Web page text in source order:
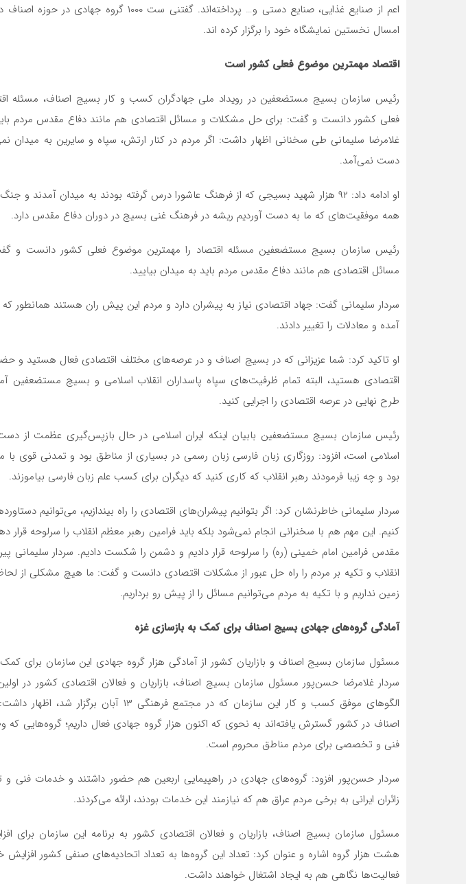
اعم از صنایع غذایی، صنایع دستی و… پرداخته‌اند. گفتنی ست
امسال نخستین نمایشگاه خود را برگزار کرده اند.
اقتصاد مهمترین موضوع فعلی کشور است
رئیس سازمان بسیج مستضعفین در رویداد ملی جهادگران کسب و کار بسیج اصناف، مسئله
فعلی کشور دانست و گفت: برای حل مشکلات و مسائل اقتصادی هم مانند دفاع مقدس مردم باید
غلامرضا سلیمانی طی سخنانی اظهار داشت: اگر مردم در کنار ارتش، سپاه و سایرین به میدان
دست نمی‌آمد.
او ادامه داد: ۹۲ هزار شهید بسیجی که از فرهنگ عاشورا درس گرفته بودند به میدان آمدند و
همه موفقیت‌های که ما به دست آوردیم ریشه در فرهنگ غنی بسیج در دوران دفاع مقدس دارد.
رئیس سازمان بسیج مستضعفین مسئله اقتصاد را مهمترین موضوع فعلی کشور دانست و
مسائل اقتصادی هم مانند دفاع مقدس مردم باید به میدان بیایید.
سردار سلیمانی گفت: جهاد اقتصادی نیاز به پیشران دارد و مردم این پیش ران هستند همانطور
آمده و معادلات را تغییر دادند.
او تاکید کرد: شما عزیزانی که در بسیج اصناف و در عرصه‌های مختلف اقتصادی فعال هستید و
اقتصادی هستید، البته تمام ظرفیت‌های سپاه پاسداران انقلاب اسلامی و بسیج مستضعفین
طرح نهایی در عرصه اقتصادی را اجرایی کنید.
رئیس سازمان بسیج مستضعفین بابیان اینکه ایران اسلامی در حال بازپس‌گیری عظمت از
اسلامی است، افزود: روزگاری زبان فارسی زبان رسمی در بسیاری از مناطق بود و تمدنی قوی با
بود و چه زیبا فرمودند رهبر انقلاب که کاری کنید که دیگران برای کسب علم زبان فارسی بیاموزند.
سردار سلیمانی خاطرنشان کرد: اگر بتوانیم پیشران‌های اقتصادی را راه بیندازیم، می‌توانیم
کنیم. این مهم هم با سخنرانی انجام نمی‌شود بلکه باید فرامین رهبر معظم انقلاب را سرلوحه قرار
مقدس فرامین امام خمینی (ره) را سرلوحه قرار دادیم و دشمن را شکست دادیم. سردار سلیمانی
انقلاب و تکیه بر مردم را راه حل عبور از مشکلات اقتصادی دانست و گفت: ما هیچ مشکلی از
زمین نداریم و با تکیه به مردم می‌توانیم مسائل را از پیش رو برداریم.
آمادگی گروه‌های جهادی بسیج اصناف برای کمک به بازسازی غزه
مسئول سازمان بسیج اصناف و بازاریان کشور از آمادگی هزار گروه جهادی این سازمان برای کمک
سردار غلامرضا حسن‌پور مسئول سازمان بسیج اصناف، بازاریان و فعالان اقتصادی کشور در
الگوهای موفق کسب و کار این سازمان که در مجتمع فرهنگی
اصناف در کشور گسترش یافته‌اند به نحوی که اکنون هزار گروه جهادی فعال داریم؛ گروه‌هایی که
فنی و تخصصی برای مردم مناطق محروم است.
سردار حسن‌پور افزود: گروه‌های جهادی در راهپیمایی اربعین هم حضور داشتند و خدمات فنی
زائران ایرانی به برخی مردم عراق هم که نیازمند این خدمات بودند، ارائه می‌کردند.
مسئول سازمان بسیج اصناف، بازاریان و فعالان اقتصادی کشور به برنامه این سازمان برای
هشت هزار گروه اشاره و عنوان کرد: تعداد این گروه‌ها به تعداد اتحادیه‌های صنفی کشور افزایش
فعالیت‌ها نگاهی هم به ایجاد اشتغال خواهند داشت.